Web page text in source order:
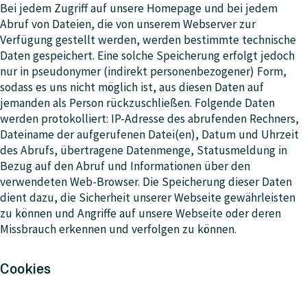
Bei jedem Zugriff auf unsere Homepage und bei jedem
Abruf von Dateien, die von unserem Webserver zur
Verfügung gestellt werden, werden bestimmte technische
Daten gespeichert. Eine solche Speicherung erfolgt jedoch
nur in pseudonymer (indirekt personenbezogener) Form,
sodass es uns nicht möglich ist, aus diesen Daten auf
jemanden als Person rückzuschließen. Folgende Daten
werden protokolliert: IP-Adresse des abrufenden Rechners,
Dateiname der aufgerufenen Datei(en), Datum und Uhrzeit
des Abrufs, übertragene Datenmenge, Statusmeldung in
Bezug auf den Abruf und Informationen über den
verwendeten Web-Browser. Die Speicherung dieser Daten
dient dazu, die Sicherheit unserer Webseite gewährleisten
zu können und Angriffe auf unsere Webseite oder deren
Missbrauch erkennen und verfolgen zu können.
Cookies